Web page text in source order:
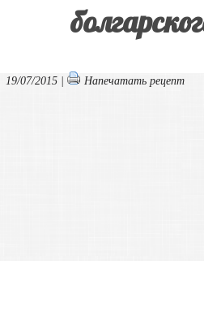
19/07/2015 | Напечатать рецепт